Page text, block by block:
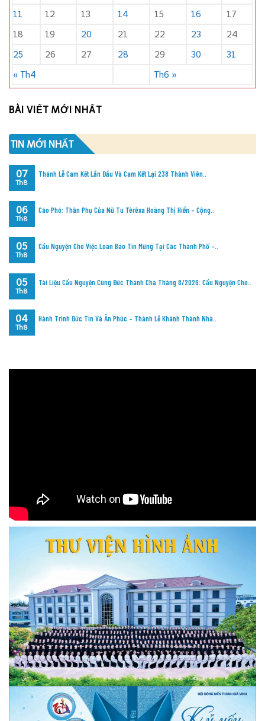
« Th4 Th6 »
11
12 13 14 15 16
17
18
19 20 21 22 23
24
25
26 27 28 29 30 31
BÀI VIẾT MỚI NHẤT
TIN MỚI NHẤT
Thánh Lễ Cam Kết Lần Đầu Và Cam Kết Lại 238 Thành Viên..
07
Th8
Cáo Phó: Thân Phụ Của Nữ Tu Têrêxa Hoàng Thị Hiển – Cộng..
06
Th8
Cầu Nguyện Cho Việc Loan Báo Tin Mừng Tại Các Thành Phố –..
05
Th8
Tài Liệu Cầu Nguyện Cùng Đức Thánh Cha Tháng 8/2026: Cầu Nguyện Cho..
05
Th8
Hành Trình Đức Tin Và Ân Phúc – Thánh Lễ Khánh Thành Nhà..
04
Th8